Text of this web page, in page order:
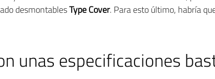
desmontablesType Cover. Para esto último, habría
unas especificaciones